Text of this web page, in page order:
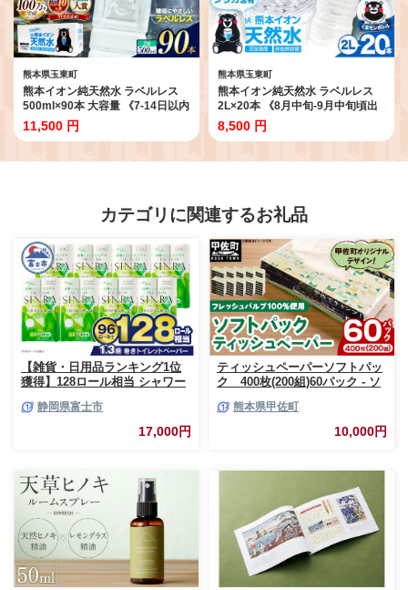
熊本県玉東町
熊本イオン純天然水 ラベルレス
500ml×90本 大容量 《7-14日以内
に出荷予定(土日祝除く)》 水 飲料
水 ナチュラルミネラルウォーター
然水 くまモン パッケージ
11,500 円
熊本県玉東町
熊本イオン純天然水 ラベルレス
2L×20本 《8月中旬-9月中旬頃出
荷》2l 水 飲料水 ナチュラルミネ
ラルウォーター 熊本県 玉名郡 玉
ッケージ 2000ml
8,500 円
カテゴリに関連するお礼品
【雑貨・日用品ランキング1位
獲得】128ロール相当 シャワー
ー ダブル プレミアムシンラ 96
ロール (12R×8パック) 配達時間
指定可能 1.3倍巻き トイレット
ーパー 人気 おすすめ [sf001-
012]
静岡県富士市
17,000円
ティッシュペーパーソフトパッ
ク 400枚(200組)60パック - ソ
ー 生活用品 雑貨 日用品 必需品
紙 常備品 まとめ買い 備蓄 防災
ストック 熊本県 甲佐町【ZC】
熊本県甲佐町
10,000円